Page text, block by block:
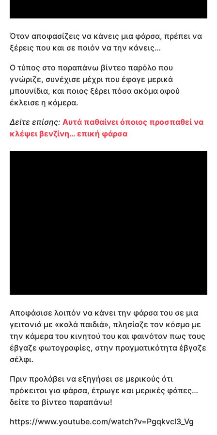
Όταν αποφασίζεις να κάνεις μια φάρσα, πρέπει να
ξέρεις που και σε ποιόν να την κάνεις…
Ο τύπος στο παραπάνω βίντεο παρόλο που
γνώριζε, συνέχισε μέχρι που έφαγε μερικά
μπουνίδια, και ποιος ξέρει πόσα ακόμα αφού
έκλεισε η κάμερα.
Δείτε επίσης: Αυτά παθαίνει όποιος προσπαθεί να
κλέψει βενζίνη… επική φάρσα
Αποφάσισε λοιπόν να κάνει την φάρσα του σε μια
γειτονιά με «καλά παιδιά», πλησίαζε τον κόσμο με
την κάμερα του κινητού του και φαινόταν πως τους
έβγαζε φωτογραφίες, στην πραγματικότητα έβγαζε
σέλφι.
Πριν προλάβει να εξηγήσει σε μερικούς ότι
πρόκειται για φάρσα, έτρωγε και μερικές φάπες…
δείτε το βίντεο παραπάνω!
https://www.youtube.com/watch?v=Pgqkvcl3_Vg